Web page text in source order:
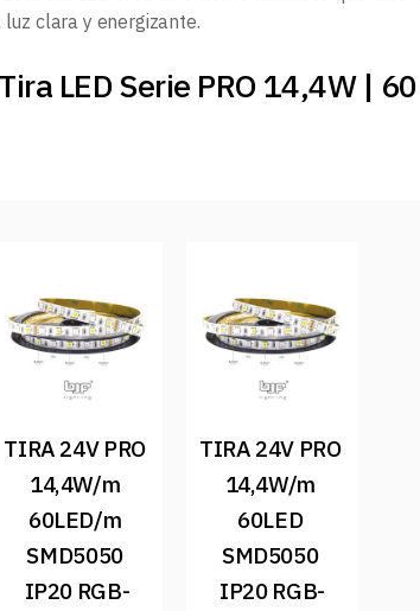
clara y energizante.
LED Serie PRO 14,4W |
TIRA 24V PRO
14,4W/m
60LED/m
SMD5050
IP20 RGB-
TIRA 24V PRO
14,4W/m
60LED
SMD5050
IP20 RGB-